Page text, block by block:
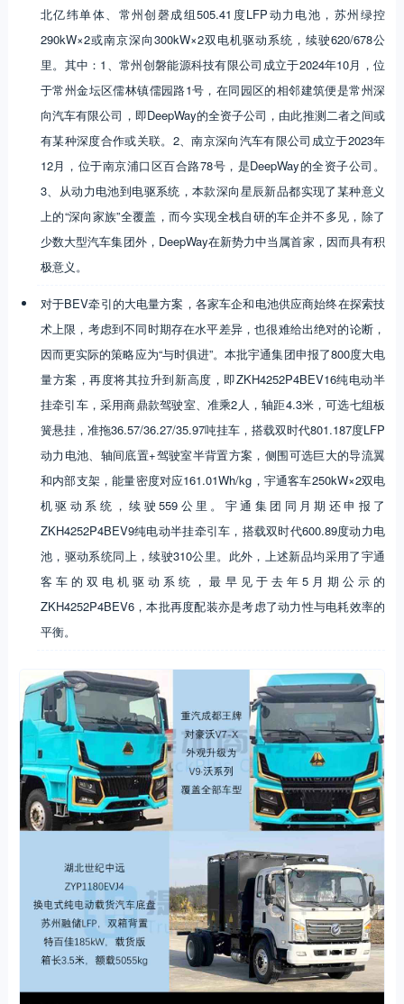
北亿纬单体、常州创磬成组505.41度LFP动力电池，苏州绿控
290kW×2或南京深向300kW×2双电机驱动系统，续驶620/678公
里。其中：1、常州创磐能源科技有限公司成立于2024年10月，位
于常州金坛区儒林镇儒园路1号，在同园区的相邻建筑便是常州深
向汽车有限公司，即DeepWay的全资子公司，由此推测二者之间或
有某种深度合作或关联。2、南京深向汽车有限公司成立于2023年
12月，位于南京浦口区百合路78号，是DeepWay的全资子公司。
3、从动力电池到电驱系统，本款深向星辰新品都实现了某种意义
上的“深向家族”全覆盖，而今实现全栈自研的车企并不多见，除了
少数大型汽车集团外，DeepWay在新势力中当属首家，因而具有积
极意义。
对于BEV牵引的大电量方案，各家车企和电池供应商始终在探索技
术上限，考虑到不同时期存在水平差异，也很难给出绝对的论断，
因而更实际的策略应为“与时俱进”。本批宇通集团申报了800度大电
量方案，再度将其拉升到新高度，即ZKH4252P4BEV16纯电动半
挂牵引车，采用商鼎款驾驶室、准乘2人，轴距4.3米，可选七组板
簧悬挂，准拖36.57/36.27/35.97吨挂车，搭载双时代801.187度LFP
动力电池、轴间底置+驾驶室半背置方案，侧围可选巨大的导流翼
和内部支架，能量密度对应161.01Wh/kg，宇通客车250kW×2双电
机驱动系统，续驶559公里。宇通集团同月期还申报了
ZKH4252P4BEV9纯电动半挂牵引车，搭载双时代600.89度动力电
池，驱动系统同上，续驶310公里。此外，上述新品均采用了宇通
客车的双电机驱动系统，最早见于去年5月期公示的
ZKH4252P4BEV6，本批再度配装亦是考虑了动力性与电耗效率的
平衡。